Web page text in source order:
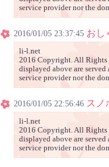
service provider nor the
2016/01/05 23:37:45 おし
li-l.net
2016 Copyright. All Rights
displayed above are
service provider nor the
2016/01/05 22:56:46 スノ
li-l.net
2016 Copyright. All Rights
displayed above are
service provider nor the